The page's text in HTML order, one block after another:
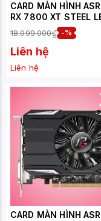
CARD MÀN HÌNH
RX 7800 XT STEEL
18.999.000₫ -%
Liên hệ
Liên hệ
CARD MÀN HÌNH